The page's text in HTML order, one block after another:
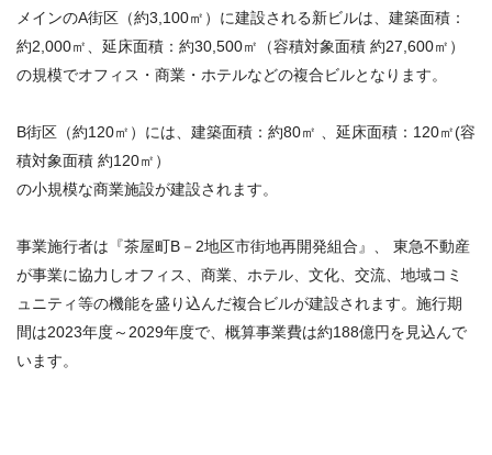
メインのA街区（約3,100㎡）に建設される新ビルは、建築面積：
約2,000㎡、延床面積：約30,500㎡（容積対象面積 約27,600㎡）
の規模でオフィス・商業・ホテルなどの複合ビルとなります。
B街区（約120㎡）には、建築面積：約80㎡ 、延床面積：120㎡(容
積対象面積 約120㎡）
の小規模な商業施設が建設されます。
事業施行者は『茶屋町B－2地区市街地再開発組合』、 東急不動産
が事業に協力しオフィス、商業、ホテル、文化、交流、地域コミ
ュニティ等の機能を盛り込んだ複合ビルが建設されます。施行期
間は2023年度～2029年度で、概算事業費は約188億円を見込んで
います。